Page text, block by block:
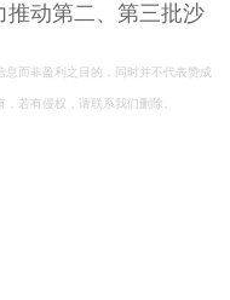
推动第二、第三批沙
而非盈利之目的，同时并不代表赞成
若有侵权，请联系我们删除。